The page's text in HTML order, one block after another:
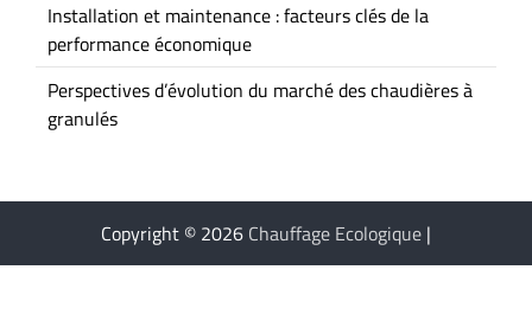
Installation et maintenance : facteurs clés de la
performance économique
Perspectives d’évolution du marché des chaudières à
granulés
Copyright © 2026 Chauffage Ecologique |